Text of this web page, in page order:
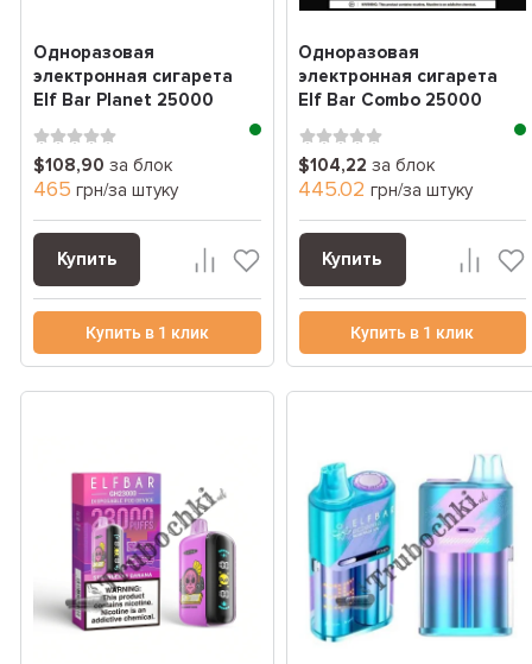
Одноразовая
электронная сигарета
Elf Bar Planet 25000
(Эльф Планет бар
25000...
$108,90 за блок
465 грн/за штуку
Купить
Купить в 1 клик
Одноразовая
электронная сигарета
Elf Bar Combo 25000
(Эльф бар Комбо 25000
З...
$104,22 за блок
445.02 грн/за штуку
Купить
Купить в 1 клик